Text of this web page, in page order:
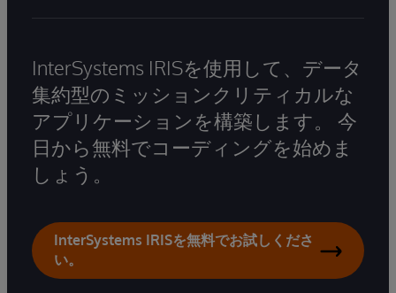
InterSystems IRISを使用して、データ
集約型のミッションクリティカルな
アプリケーションを構築します。 今
日から無料でコーディングを始めま
しょう。
InterSystems IRISを無料でお試しくださ
い。